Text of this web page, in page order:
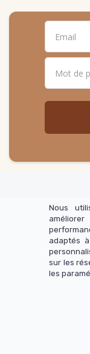
Nous
adaptés
sur les
les